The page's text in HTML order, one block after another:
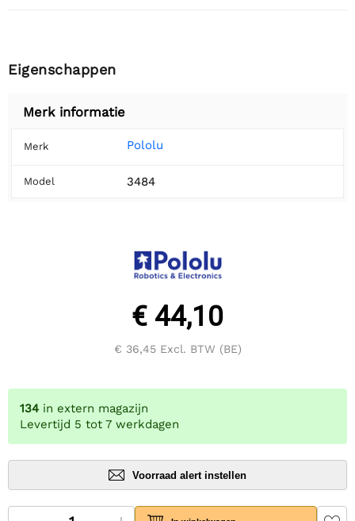
Eigenschappen
Merk informatie
Merk Pololu
Model 3484
€ 44,10
€ 36,45Excl. BTW (BE)
134 in extern magazijn
Levertijd 5 tot 7 werkdagen
Voorraad alert instellen